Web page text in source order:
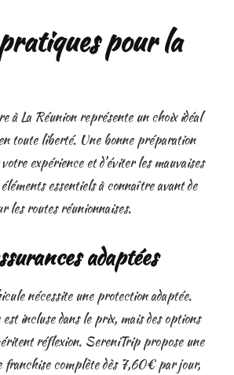
pour la
à La Réunion représente un choix idéal
toute liberté. Une bonne préparation
expérience et d’éviter les mauvaises
essentiels à connaître avant de
les routes réunionnaises.
adaptées
nécessite une protection adaptée.
est incluse dans le prix, mais des options
réflexion. SereniTrip propose une
franchise complète dès 7,60€ par jour,